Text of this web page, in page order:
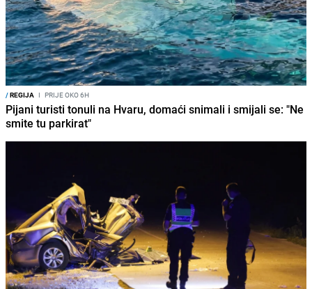
/REGIJA I PRIJE OKO 6H
Pijani turisti tonuli na Hvaru, domaći snimali i smijali se: "Ne
smite tu parkirat"